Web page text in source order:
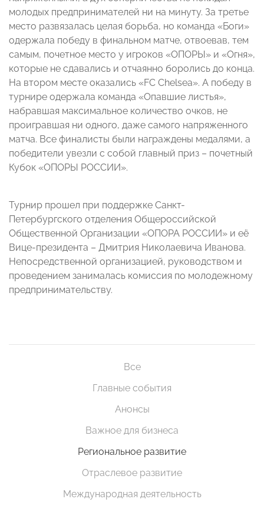
молодых предпринимателей ни на минуту. За третье
место развязалась целая борьба, но команда «Боги»
одержала победу в финальном матче, отвоевав, тем
самым, почетное место у игроков «ОПОРЫ» и «Огня»,
которые не сдавались и отчаянно боролись до конца.
На втором месте оказались «FC Chelsea». А победу в
турнире одержала команда «Опавшие листья»,
набравшая максимальное количество очков, не
проигравшая ни одного, даже самого напряженного
матча. Все финалисты были награждены медалями, а
победители увезли с собой главный приз – почетный
Кубок «ОПОРЫ РОССИИ».
Турнир прошел при поддержке Санкт-
Петербургского отделения Общероссийской
Общественной Организации «ОПОРА РОССИИ» и её
Вице-президента – Дмитрия Николаевича Иванова.
Непосредственной организацией, руководством и
проведением занималась комиссия по молодежному
предпринимательству.
Все
Главные события
Анонсы
Важное для бизнеса
Региональное развитие
Отраслевое развитие
Международная деятельность